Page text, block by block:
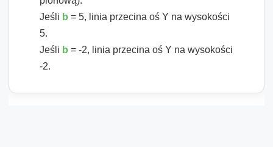
Jeśli b = 5, linia przecina oś Y na wysokości
5.
Jeśli b = -2, linia przecina oś Y na wysokości
-2.